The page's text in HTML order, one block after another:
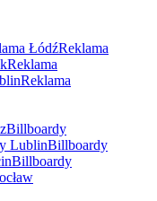
ŁódźReklama
Reklama
Reklama
Billboardy
LublinBillboardy
Billboardy